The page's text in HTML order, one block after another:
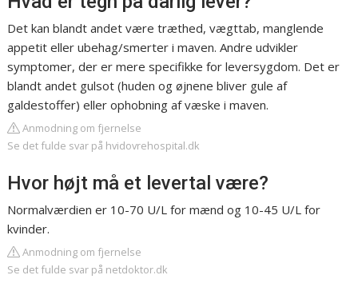
Det kan blandt andet være træthed, vægttab, manglende
appetit eller ubehag/smerter i maven. Andre udvikler
symptomer, der er mere specifikke for leversygdom. Det er
blandt andet gulsot (huden og øjnene bliver gule af
galdestoffer) eller ophobning af væske i maven.
Anmodning om fjernelse
Se det fulde svar på hvidovrehospital.dk
Hvor højt må et levertal være?
Normalværdien er 10-70 U/L for mænd og 10-45 U/L for
kvinder.
Anmodning om fjernelse
Se det fulde svar på netdoktor.dk